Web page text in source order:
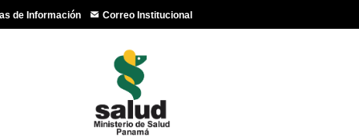
de Información Correo Institucional